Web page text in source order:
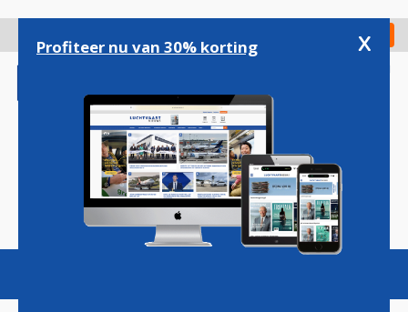
gaan
Check in
Magazine Podcasts Vacatures
Profiteer nu van 30% korting x